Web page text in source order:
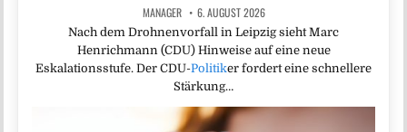
MANAGER 6. AUGUST 2026
Nach dem Drohnenvorfall in Leipzig sieht Marc
Henrichmann (CDU) Hinweise auf eine neue
Eskalationsstufe. Der CDU-Politiker fordert eine schnellere
Stärkung…